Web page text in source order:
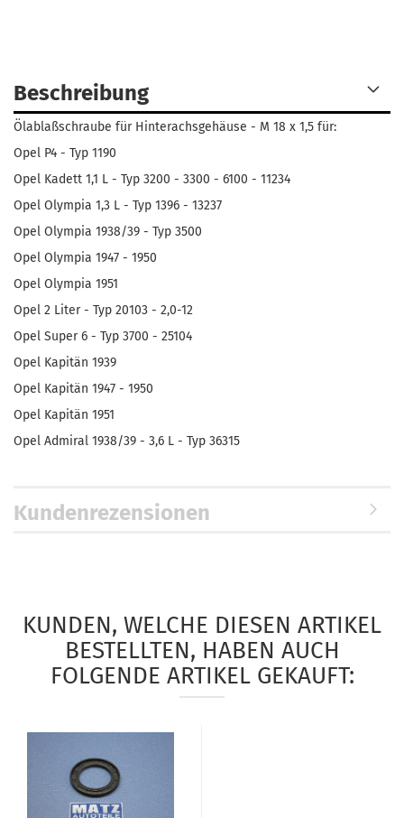
Beschreibung
Ölablaßschraube für Hinterachsgehäuse - M 18 x 1,5 für:
Opel P4 - Typ 1190
Opel Kadett 1,1 L - Typ 3200 - 3300 - 6100 - 11234
Opel Olympia 1,3 L - Typ 1396 - 13237
Opel Olympia 1938/39 - Typ 3500
Opel Olympia 1947 - 1950
Opel Olympia 1951
Opel 2 Liter - Typ 20103 - 2,0-12
Opel Super 6 - Typ 3700 - 25104
Opel Kapitän 1939
Opel Kapitän 1947 - 1950
Opel Kapitän 1951
Opel Admiral 1938/39 - 3,6 L - Typ 36315
Kundenrezensionen
KUNDEN, WELCHE DIESEN ARTIKEL
BESTELLTEN, HABEN AUCH
FOLGENDE ARTIKEL GEKAUFT: